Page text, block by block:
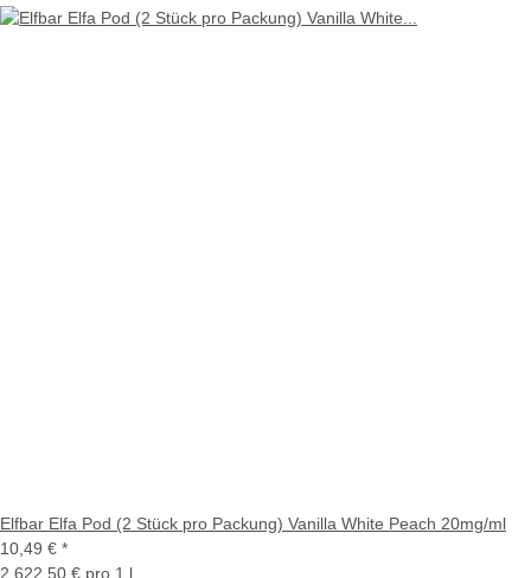
Elfbar Elfa Pod (2 Stück pro Packung) Vanilla White Peach 20mg/ml
10,49 € *
2.622,50 € pro 1 l